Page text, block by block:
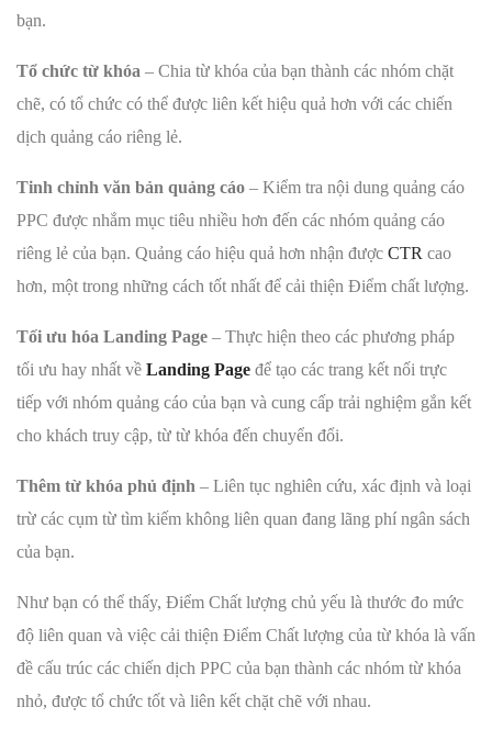
bạn.
Tổ chức từ khóa – Chia từ khóa của bạn thành các nhóm chặt
chẽ, có tổ chức có thể được liên kết hiệu quả hơn với các chiến
dịch quảng cáo riêng lẻ.
Tinh chỉnh văn bản quảng cáo – Kiểm tra nội dung quảng cáo
PPC được nhắm mục tiêu nhiều hơn đến các nhóm quảng cáo
riêng lẻ của bạn. Quảng cáo hiệu quả hơn nhận được CTR cao
hơn, một trong những cách tốt nhất để cải thiện Điểm chất lượng.
Tối ưu hóa Landing Page – Thực hiện theo các phương pháp
tối ưu hay nhất về Landing Page để tạo các trang kết nối trực
tiếp với nhóm quảng cáo của bạn và cung cấp trải nghiệm gắn kết
cho khách truy cập, từ từ khóa đến chuyển đổi.
Thêm từ khóa phủ định – Liên tục nghiên cứu, xác định và loại
trừ các cụm từ tìm kiếm không liên quan đang lãng phí ngân sách
của bạn.
Như bạn có thể thấy, Điểm Chất lượng chủ yếu là thước đo mức
độ liên quan và việc cải thiện Điểm Chất lượng của từ khóa là vấn
đề cấu trúc các chiến dịch PPC của bạn thành các nhóm từ khóa
nhỏ, được tổ chức tốt và liên kết chặt chẽ với nhau.